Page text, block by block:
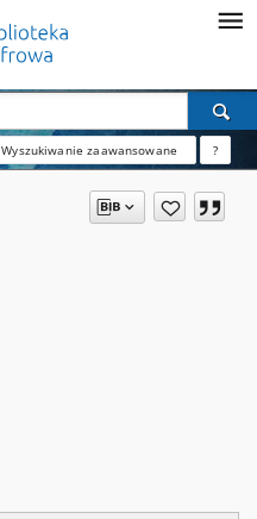
Wyszukiwanie zaawansowane ?